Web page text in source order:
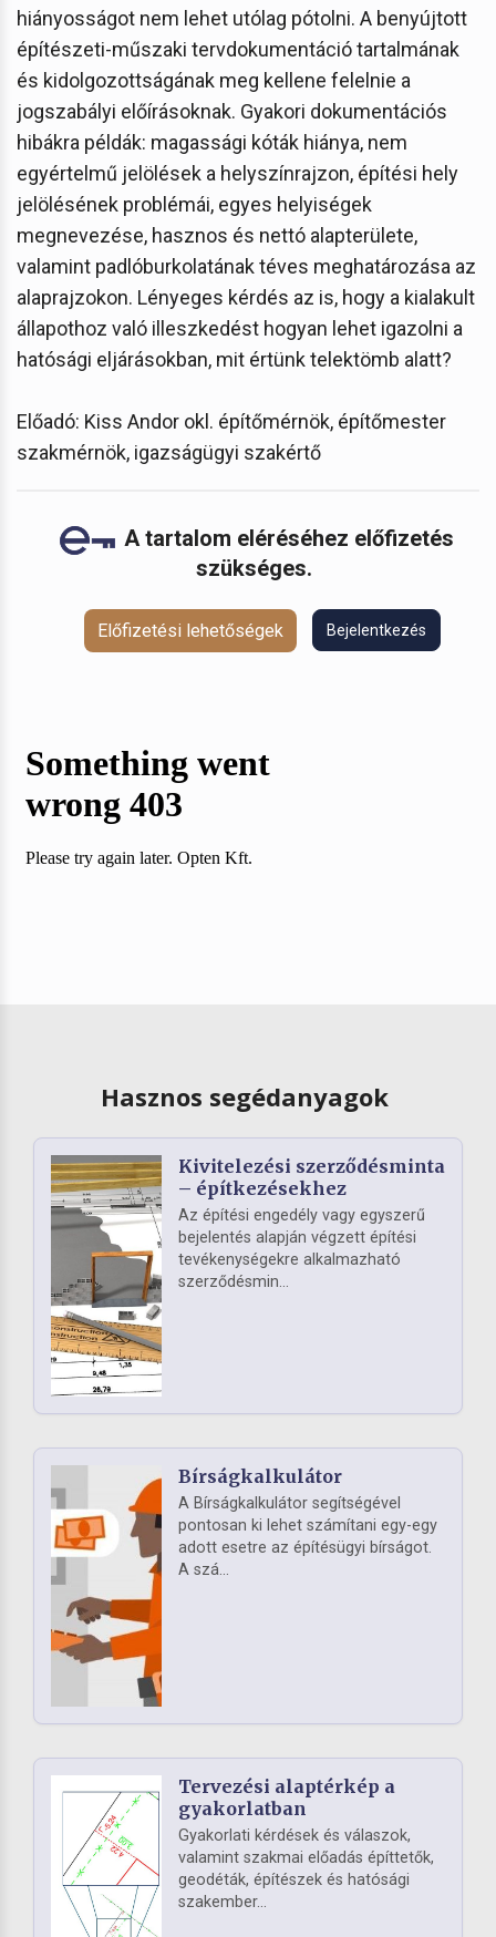
hiányosságot nem lehet utólag pótolni. A benyújtott
építészeti-műszaki tervdokumentáció tartalmának
és kidolgozottságának meg kellene felelnie a
jogszabályi előírásoknak. Gyakori dokumentációs
hibákra példák: magassági kóták hiánya, nem
egyértelmű jelölések a helyszínrajzon, építési hely
jelölésének problémái, egyes helyiségek
megnevezése, hasznos és nettó alapterülete,
valamint padlóburkolatának téves meghatározása az
alaprajzokon. Lényeges kérdés az is, hogy a kialakult
állapothoz való illeszkedést hogyan lehet igazolni a
hatósági eljárásokban, mit értünk telektömb alatt?
Előadó: Kiss Andor okl. építőmérnök, építőmester
szakmérnök, igazságügyi szakértő
A tartalom eléréséhez előfizetés
szükséges.
Előfizetési lehetőségek Bejelentkezés
Hasznos segédanyagok
Kivitelezési szerződésminta
– építkezésekhez
Az építési engedély vagy egyszerű
bejelentés alapján végzett építési
tevékenységekre alkalmazható
szerződésmin...
Bírságkalkulátor
A Bírságkalkulátor segítségével
pontosan ki lehet számítani egy-egy
adott esetre az építésügyi bírságot.
A szá...
Tervezési alaptérkép a
gyakorlatban
Gyakorlati kérdések és válaszok,
valamint szakmai előadás építtetők,
geodéták, építészek és hatósági
szakember...